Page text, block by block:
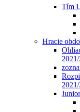
Tím
Hracie